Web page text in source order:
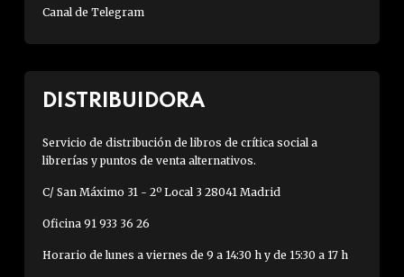
Canal de Telegram
DISTRIBUIDORA
Servicio de distribución de libros de crítica social a
librerías y puntos de venta alternativos.
C/ San Máximo 31 - 2º Local 3 28041 Madrid
Oficina 91 933 36 26
Horario de lunes a viernes de 9 a 14:30 h y de 15:30 a 17 h